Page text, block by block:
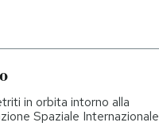
in orbita intorno alla
Spaziale Internazionale